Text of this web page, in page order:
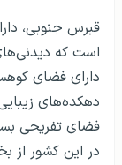
قبرس جنوبی،
است که
دارای فضای
دهکده‌های
فضای تفریحی
در این کشور